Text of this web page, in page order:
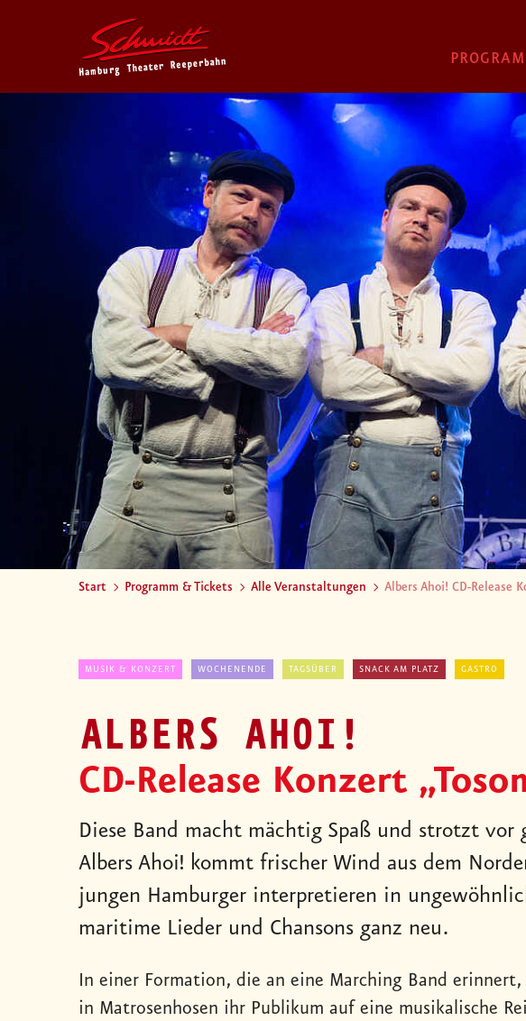
Start Programm & Tickets Alle Veranstaltungen Albers Ahoi! CD-Release
MUSIK & KONZERT WOCHENENDE TAGSÜBER SNACK AM PLATZ GASTRO
ALBERS AHOI!
CD-Release Konzert
Diese Band macht mächtig Spaß und strotzt vor
Albers Ahoi! kommt frischer Wind aus dem
jungen Hamburger interpretieren in
maritime Lieder und Chansons ganz neu.
In einer Formation, die an eine Marching Band
in Matrosenhosen ihr Publikum auf eine musikalische